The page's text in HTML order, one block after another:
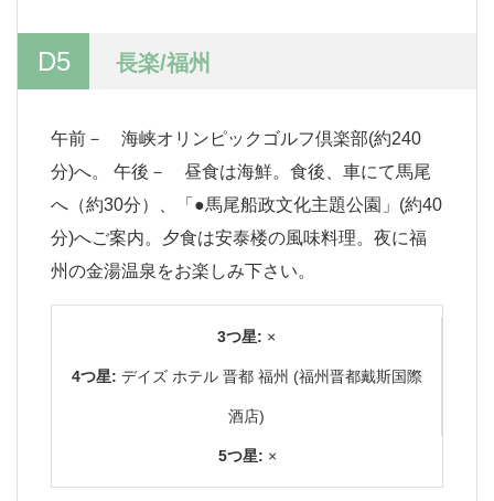
D5 長楽/福州
午前－ 海峡オリンピックゴルフ倶楽部(約240
分)へ。 午後－ 昼食は海鮮。食後、車にて馬尾
へ（約30分）、「●馬尾船政文化主題公園」(約40
分)へご案内。夕食は安泰楼の風味料理。夜に福
州の金湯温泉をお楽しみ下さい。
3つ星: ×
4つ星: デイズ ホテル 晋都 福州 (福州晋都戴斯国際
酒店)
5つ星: ×